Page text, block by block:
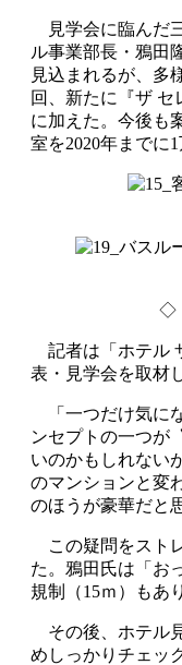
見学会に臨んだ
ル事業部長・鴉田
見込まれるが、多
回、新たに『ザ
に加えた。今後も
室を2020年までに
記者は「ホテル
表・見学会を取材
「一つだけ気に
ンセプトの一つが
いのかもしれない
のマンションと変
のほうが豪華だと
この疑問をスト
た。鴉田氏は「お
規制（15ｍ）もあ
その後、ホテル
めしっかりチェッ